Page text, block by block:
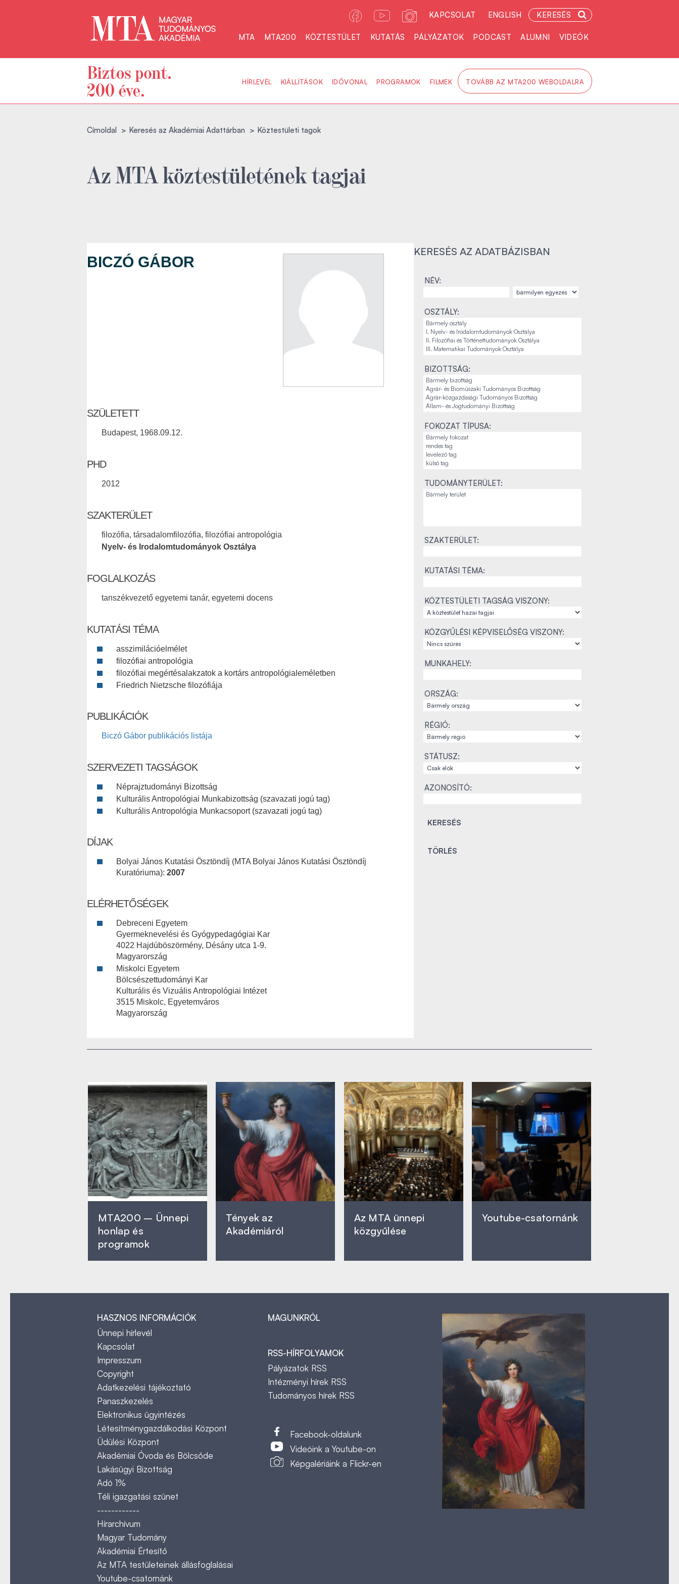
KAPCSOLAT ENGLISH KERESÉS
MTA MTA200 KÖZTESTÜLET KUTATÁS PÁLYÁZATOK PODCAST ALUMNI VIDEÓK
HÍRLEVÉL KIÁLLÍTÁSOK IDŐVONAL PROGRAMOK FILMEK TOVÁBB AZ MTA200 WEBOLDALRA
Címoldal Keresés az Akadémiai Adattárban Köztestületi tagok
Az MTA köztestületének tagjai
BICZÓ GÁBOR
SZÜLETETT
Budapest, 1968.09.12.
PHD
2012
SZAKTERÜLET
filozófia, társadalomfilozófia, filozófiai antropológia
Nyelv- és Irodalomtudományok Osztálya
FOGLALKOZÁS
tanszékvezető egyetemi tanár, egyetemi docens
KUTATÁSI TÉMA
asszimilációelmélet
filozófiai antropológia
filozófiai megértésalakzatok a kortárs antropológialeméletben
Friedrich Nietzsche filozófiája
PUBLIKÁCIÓK
Biczó Gábor publikációs listája
SZERVEZETI TAGSÁGOK
Néprajztudományi Bizottság
Kulturális Antropológiai Munkabizottság (szavazati jogú tag)
Kulturális Antropológia Munkacsoport (szavazati jogú tag)
DÍJAK
Bolyai János Kutatási Ösztöndíj (MTA Bolyai János Kutatási Ösztöndíj
Kuratóriuma): 2007
ELÉRHETŐSÉGEK
Debreceni Egyetem
Gyermeknevelési és Gyógypedagógiai Kar
4022 Hajdúböszörmény, Désány utca 1-9.
Magyarország
Miskolci Egyetem
Bölcsészettudományi Kar
Kulturális és Vizuális Antropológiai Intézet
3515 Miskolc, Egyetemváros
Magyarország
KERESÉS AZ ADATBÁZISBAN
NÉV:
OSZTÁLY:
BIZOTTSÁG:
FOKOZAT TÍPUSA:
TUDOMÁNYTERÜLET:
SZAKTERÜLET:
KUTATÁSI TÉMA:
KÖZTESTÜLETI TAGSÁG VISZONY:
KÖZGYŰLÉSI KÉPVISELŐSÉG VISZONY:
MUNKAHELY:
ORSZÁG:
RÉGIÓ:
STÁTUSZ:
AZONOSÍTÓ:
MTA200 – Ünnepi
honlap és
programok
Tények az
Akadémiáról
Az MTA ünnepi
közgyűlése
Youtube-csatornánk
HASZNOS INFORMÁCIÓK
Ünnepi hírlevél
Kapcsolat
Impresszum
Copyright
Adatkezelési tájékoztató
Panaszkezelés
Elektronikus ügyintézés
Létesítménygazdálkodási Központ
Üdülési Központ
Akadémiai Óvoda és Bölcsőde
Lakásügyi Bizottság
Adó 1%
Téli igazgatási szünet
------------
Hírarchívum
Magyar Tudomány
Akadémiai Értesítő
Az MTA testületeinek állásfoglalásai
Youtube-csatornánk
MAGUNKRÓL
RSS-HÍRFOLYAMOK
Pályázatok RSS
Intézményi hírek RSS
Tudományos hírek RSS
Facebook-oldalunk
Videóink a Youtube-on
Képgalériáink a Flickr-en